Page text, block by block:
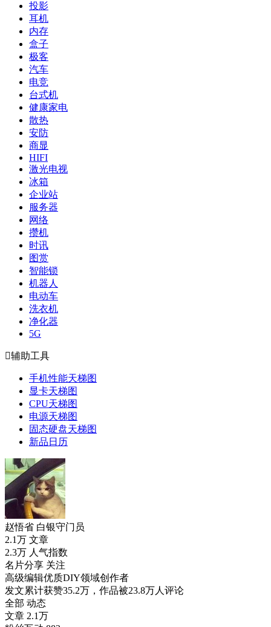
投影
耳机
内存
盒子
极客
汽车
电竞
台式机
健康家电
散热
安防
商显
HIFI
激光电视
冰箱
企业站
服务器
网络
攒机
时讯
图赏
智能锁
机器人
电动车
洗衣机
净化器
5G
辅助工具
手机性能天梯图
显卡天梯图
CPU天梯图
电源天梯图
固态硬盘天梯图
新品日历
赵悟省 白银守门员
2.1万 文章
2.3万 人气指数
名片分享 关注
高级编辑优质DIY领域创作者
发文累计获赞35.2万，作品被23.8万人评论
全部 动态
文章 2.1万